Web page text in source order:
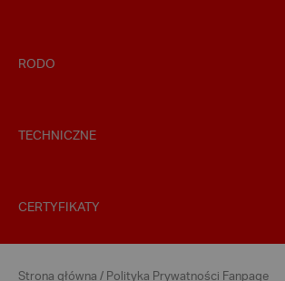
RODO
TECHNICZNE
CERTYFIKATY
Strona główna / Polityka Prywatności Fanpage